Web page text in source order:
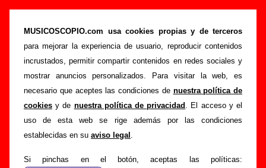
MUSICOSCOPIO.com usa cookies propias y de terceros
para mejorar la experiencia de usuario, reproducir contenidos
incrustados, permitir compartir contenidos en redes sociales y
mostrar anuncios personalizados. Para visitar la web, es
necesario que aceptes las condiciones de nuestra política de
cookies y de nuestra política de privacidad . El acceso y el
uso de esta web se rige además por las condiciones
establecidas en su aviso legal .
Si pinchas en el botón, aceptas las políticas:
“Coser i cantar” (2 CDs + DVD, 2007) - Antònia
Font
Portada >Antònia Font >Discografía >Coser i cantar
Esta página pretende recopilar todo tipo de información
sobre eldisco “Coser i cantar”, interpretado porAntònia
Font. Además del listado de canciones incluidas en el disco,
también se mostrarán en esta página otros tipos de
información a medida que estén disponibles: los datos
de las canciones (productor, músicos, colaboradores y